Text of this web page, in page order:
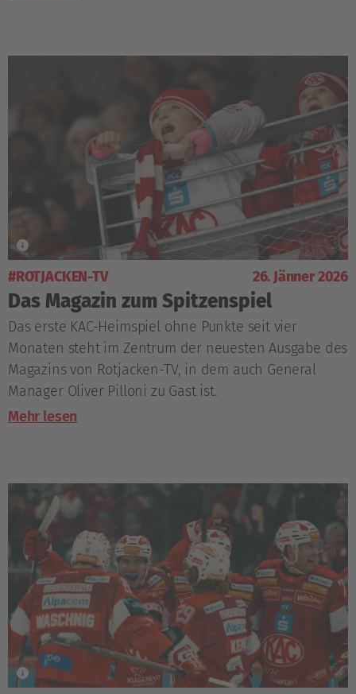
#ROTJACKEN-TV 26. Jänner 2026
Das Magazin zum Spitzenspiel
Das erste KAC-Heimspiel ohne Punkte seit vier
Monaten steht im Zentrum der neuesten Ausgabe des
Magazins von Rotjacken-TV, in dem auch General
Manager Oliver Pilloni zu Gast ist.
Mehr lesen